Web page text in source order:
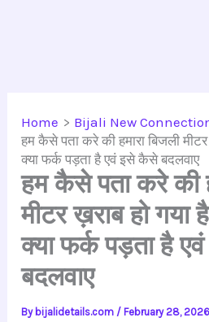
Home
Bijali New
हम कैसे पता करे की हमारा बिजली
क्या फर्क पड़ता है एवं इसे कैसे बदलवाए
हम कैसे पता करे की
मीटर ख़राब हो गया
क्या फर्क पड़ता है
बदलवाए
By bijalidetails.com / February 28, 2026